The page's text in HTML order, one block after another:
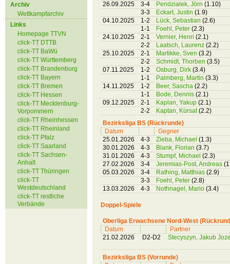
Archiv
Wettkampfarchiv
Links
Homepage TTVN
click-TT DTTB
click-TT BaWü
click-TT Württemberg
click-TT Brandenburg
click-TT Bayern
click-TT Bremen
click-TT Hessen
click-TT Mecklenburg-
Vorpommern
click-TT Rheinhessen
click-TT Rheinland
click-TT Pfalz
click-TT Saarland
click-TT Sachsen-
Anhalt
click-TT Thüringen
click-TT
Westdeutschland
click-TT restliche
Verbände
26.09.2025
3-4 Pendzialek, Jörn (1.10)
3-3
Eckart, Justin (1.9)
04.10.2025
1-2 Lück, Sebastian (2.6)
1-1
Foehl, Peter (2.3)
24.10.2025
2-1 Vernier, Henri (2.1)
2-2
Laatsch, Laurenz (2.2)
25.10.2025
2-1 Martikke, Sven (3.2)
2-2
Schmidt, Thorben (3.5)
07.11.2025
1-2 Osburg, Dirk (3.4)
1-1
Palmberg, Martin (3.3)
14.11.2025
1-2 Beer, Sascha (2.2)
1-1
Bode, Dennis (2.1)
09.12.2025
2-1 Kaplan, Yakup (2.1)
2-2
Kaptan, Kürsat(2.2)
Bezirksliga BS (Rückrunde)
Datum
Gegner
25.01.2026
4-3 Zieba, Michael (1.3)
30.01.2026
4-3 Blank, Florian (3.7)
31.01.2026
4-3 Stumpf, Michael (2.3)
27.02.2026
3-4 Jeremias-Post, Andreas
05.03.2026
3-4 Rathing, Matthias (2.9)
3-3
Foehl, Peter (2.8)
13.03.2026
4-3 Nothnagel, Mario (3.4)
Doppel-Spiele
Oberliga Erwachsene Nord-West
Datum
Partner
21.02.2026
D2-D2 Stecyszyn, Jakub
Bezirksliga BS (Vorrunde)